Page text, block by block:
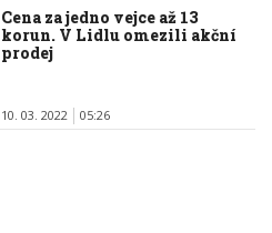
Cena za jedno vejce až 13
korun. V Lidlu omezili akční
prodej
10. 03. 2022 05:26